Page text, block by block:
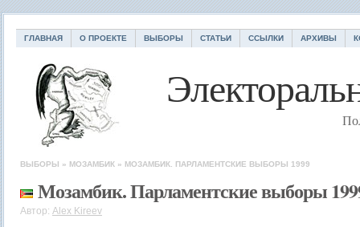
ГЛАВНАЯ О ПРОЕКТЕ ВЫБОРЫ СТАТЬИ ССЫЛКИ АРХИВЫ
ВЫБОРЫ » МОЗАМБИК » МОЗАМБИК. ПАРЛАМЕНТСКИЕ ВЫБОРЫ 1999
Мозамбик. Парламентские выборы
Автор: Alex Kireev